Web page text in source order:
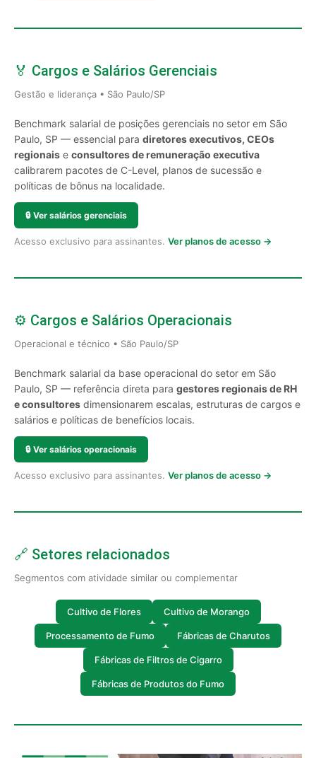
🏅 Cargos e Salários Gerenciais
Gestão e liderança • São Paulo/SP
Benchmark salarial de posições gerenciais no setor em São
Paulo, SP — essencial para diretores executivos, CEOs
regionais e consultores de remuneração executiva
calibrarem pacotes de C-Level, planos de sucessão e
políticas de bônus na localidade.
🔒 Ver salários gerenciais
Acesso exclusivo para assinantes. Ver planos de acesso →
⚙️ Cargos e Salários Operacionais
Operacional e técnico • São Paulo/SP
Benchmark salarial da base operacional do setor em São
Paulo, SP — referência direta para gestores regionais de RH
e consultores dimensionarem escalas, estruturas de cargos e
salários e políticas de benefícios locais.
🔒 Ver salários operacionais
Acesso exclusivo para assinantes. Ver planos de acesso →
🔗 Setores relacionados
Segmentos com atividade similar ou complementar
Cultivo de Flores Cultivo de Morango
Processamento de Fumo Fábricas de Charutos
Fábricas de Filtros de Cigarro
Fábricas de Produtos do Fumo